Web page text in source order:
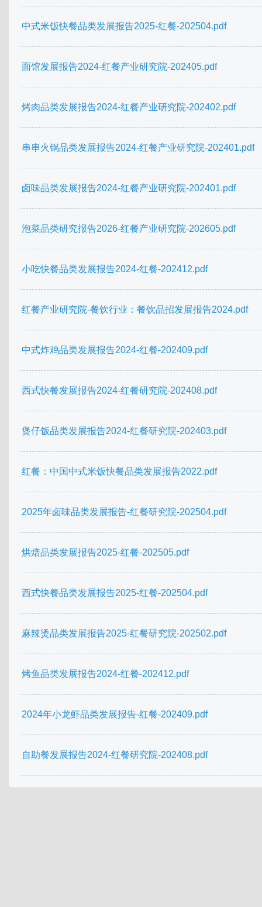
中式米饭快餐品类发展报告2025-红餐-202504.pdf
面馆发展报告2024-红餐产业研究院-202405.pdf
烤肉品类发展报告2024-红餐产业研究院-202402.pdf
串串火锅品类发展报告2024-红餐产业研究院-202401.pdf
卤味品类发展报告2024-红餐产业研究院-202401.pdf
泡菜品类研究报告2026-红餐产业研究院-202605.pdf
小吃快餐品类发展报告2024-红餐-202412.pdf
红餐产业研究院-餐饮行业：餐饮品招发展报告2024.pdf
中式炸鸡品类发展报告2024-红餐-202409.pdf
西式快餐发展报告2024-红餐研究院-202408.pdf
煲仔饭品类发展报告2024-红餐研究院-202403.pdf
红餐：中国中式米饭快餐品类发展报告2022.pdf
2025年卤味品类发展报告-红餐研究院-202504.pdf
烘焙品类发展报告2025-红餐-202505.pdf
西式快餐品类发展报告2025-红餐-202504.pdf
麻辣烫品类发展报告2025-红餐研究院-202502.pdf
烤鱼品类发展报告2024-红餐-202412.pdf
2024年小龙虾品类发展报告-红餐-202409.pdf
自助餐发展报告2024-红餐研究院-202408.pdf